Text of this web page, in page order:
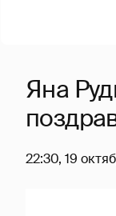
Яна
22:30, 19